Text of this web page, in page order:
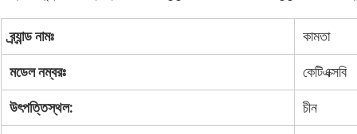
ব্র্যান্ড নামঃ কামতা
মডেল নম্বরঃ কেটিএক্সবি
উৎপত্তিস্থল: চীন